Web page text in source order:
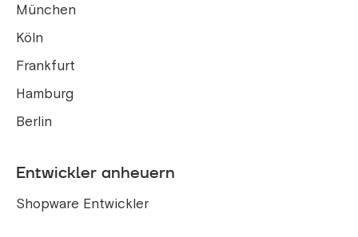
München
Köln
Frankfurt
Hamburg
Berlin
Entwickler anheuern
Shopware Entwickler